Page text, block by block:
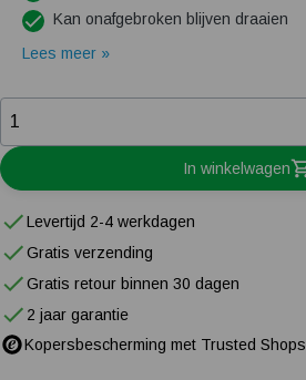
Kan onafgebroken blijven draaien
Lees meer »
In winkelwagen
Levertijd 2-4 werkdagen
Gratis verzending
Gratis retour binnen 30 dagen
2 jaar garantie
Kopersbescherming met Trusted Shops